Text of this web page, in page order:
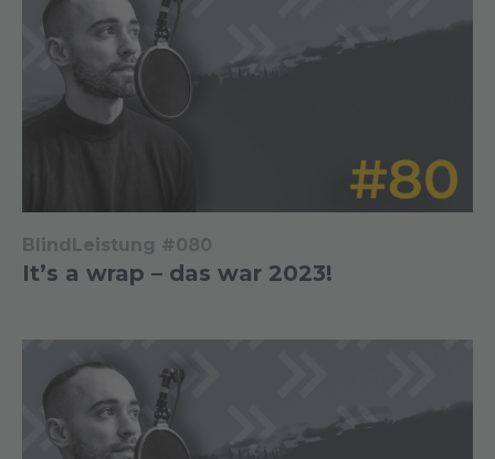
BlindLeistung #080
It’s a wrap – das war 2023!